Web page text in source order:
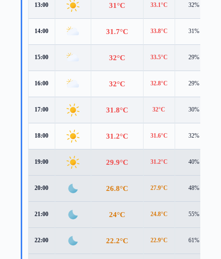
13:00 31°C 33.1°C 32%
14:00 31.7°C 33.8°C 31%
15:00 32°C 33.5°C 29%
16:00 32°C 32.8°C 29%
17:00 31.8°C 32°C 30%
18:00 31.2°C 31.6°C 32%
19:00 29.9°C 31.2°C 40%
20:00 26.8°C 27.9°C 48%
21:00 24°C 24.8°C 55%
22:00 22.2°C 22.9°C 61%